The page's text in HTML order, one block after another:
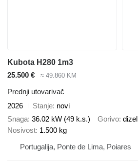
Kubota H280 1m3
25.500 €
≈ 49.860 KM
Prednji utovarivač
2026
Stanje novi
Snaga 36.02 kW (49 k.s.) Gorivo dizel
Nosivost 1.500 kg
Portugalija, Ponte de Lima, Poiares